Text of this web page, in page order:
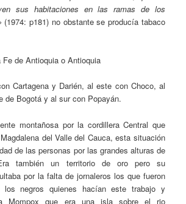
sus habitaciones en las ramas de los
(1974: p181) no obstante se producía tabaco
de Antioquia o Antioquia
Cartagena y Darién, al este con Choco, al
de Bogotá y al sur con Popayán.
montañosa por la cordillera Central que
del Valle del Cauca, esta situación
de las personas por las grandes alturas de
también un territorio de oro pero su
por la falta de jornaleros los que fueron
los negros quienes hacían este trabajo y
Mompox que era una isla sobre el rio